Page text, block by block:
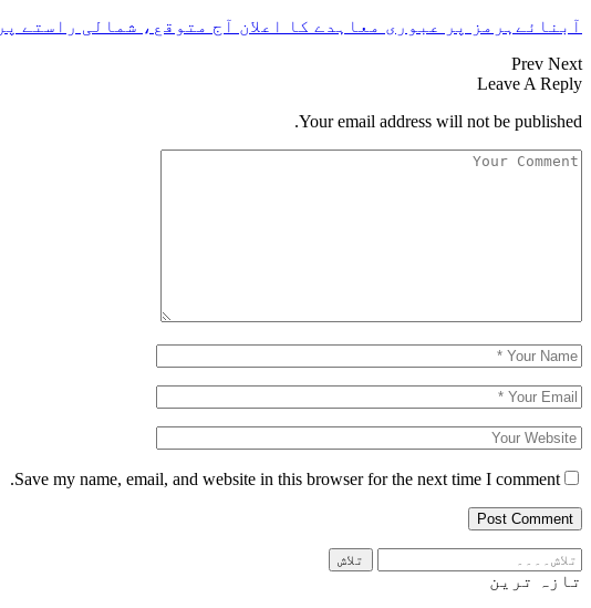
آبنائےہرمز پر عبوری معاہدے کا اعلان آج متوقع، شمالی راستے
Prev Next
Leave A Reply
Your email address will not be published.
Save my name, email, and website in this browser for the next time I comment.
تازہ ترین